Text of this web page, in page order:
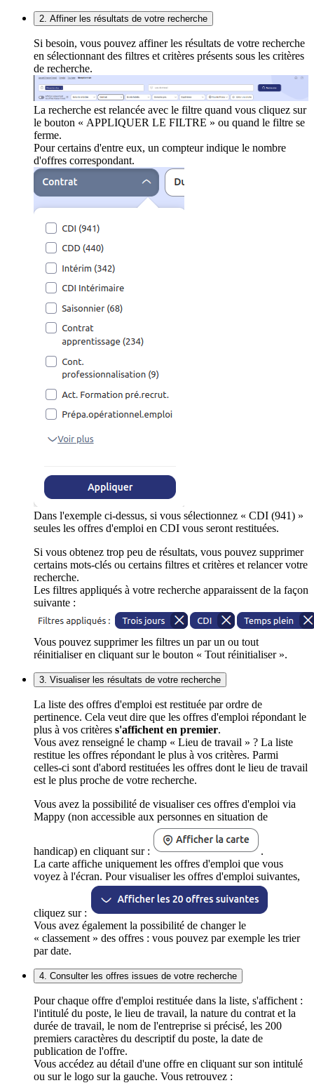
2. Affiner les résultats de votre recherche
Si besoin, vous pouvez affiner les résultats de votre recherche
en sélectionnant des filtres et critères présents sous les critères
de recherche.
La recherche est relancée avec le filtre quand vous cliquez sur
le bouton « APPLIQUER LE FILTRE » ou quand le filtre se
ferme.
Pour certains d'entre eux, un compteur indique le nombre
d'offres correspondant.
Dans l'exemple ci-dessus, si vous sélectionnez « CDI (941) »
seules les offres d'emploi en CDI vous seront restituées.
Si vous obtenez trop peu de résultats, vous pouvez supprimer
certains mots-clés ou certains filtres et critères et relancer votre
recherche.
Les filtres appliqués à votre recherche apparaissent de la façon
suivante :
Vous pouvez supprimer les filtres un par un ou tout
réinitialiser en cliquant sur le bouton « Tout réinitialiser ».
3. Visualiser les résultats de votre recherche
La liste des offres d'emploi est restituée par ordre de
pertinence. Cela veut dire que les offres d'emploi répondant le
plus à vos critères s'affichent en premier.
Vous avez renseigné le champ « Lieu de travail » ? La liste
restitue les offres répondant le plus à vos critères. Parmi
celles-ci sont d'abord restituées les offres dont le lieu de travail
est le plus proche de votre recherche.
Vous avez la possibilité de visualiser ces offres d'emploi via
Mappy (non accessible aux personnes en situation de
handicap) en cliquant sur :
.
La carte affiche uniquement les offres d'emploi que vous
voyez à l'écran. Pour visualiser les offres d'emploi suivantes,
cliquez sur :
Vous avez également la possibilité de changer le
« classement » des offres : vous pouvez par exemple les trier
par date.
4. Consulter les offres issues de votre recherche
Pour chaque offre d'emploi restituée dans la liste, s'affichent :
l'intitulé du poste, le lieu de travail, la nature du contrat et la
durée de travail, le nom de l'entreprise si précisé, les 200
premiers caractères du descriptif du poste, la date de
publication de l'offre.
Vous accédez au détail d'une offre en cliquant sur son intitulé
ou sur le logo sur la gauche. Vous retrouvez :